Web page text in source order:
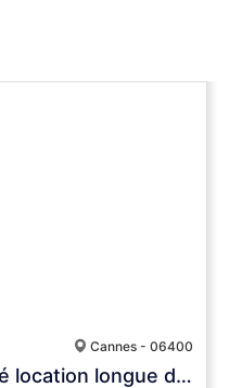
Cannes - 06400
Appartement T2 meublé location longue durée